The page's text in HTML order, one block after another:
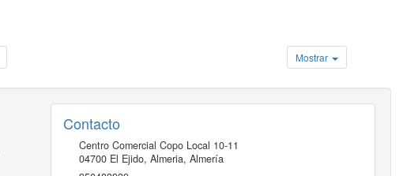
Mostrar
Contacto
Centro Comercial Copo Local 10-11
04700 El Ejido, Almeria, Almería